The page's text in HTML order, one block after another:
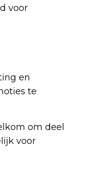
voor
en
te
om deel
voor